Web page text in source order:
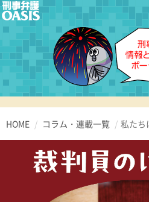
HOME コラム・連載一覧 私たち